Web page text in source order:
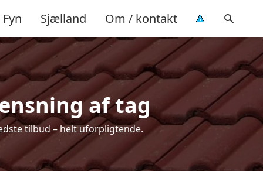
Fyn Sjælland Om / kontakt
af tag
tilbud – helt uforpligtende.